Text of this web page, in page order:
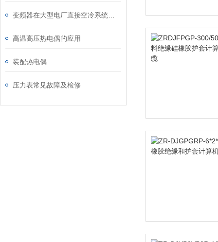
高温高压热电偶的应用
装配热电偶
压力表常见故障及检修